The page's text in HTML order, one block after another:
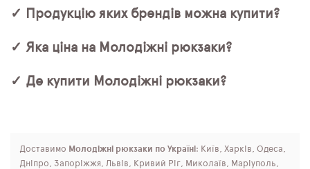
✓ Продукцію яких брендів можна купити?
✓ Яка ціна на Молодіжні рюкзаки?
✓ Де купити Молодіжні рюкзаки?
Доставимо Молодіжні рюкзаки по Україні : Київ, Харків, Одеса,
Дніпро, Запоріжжя, Львів, Кривий Ріг, Миколаїв, Маріуполь,